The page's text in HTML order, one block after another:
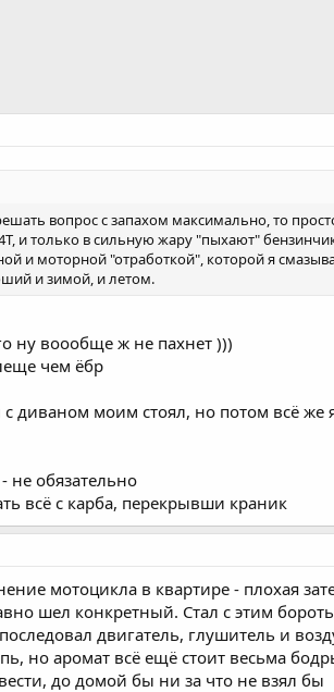
вопрос с запахом максимально, то
и только в сильную жару "пыхают"
и моторной "отработкой", которой я
и зимой, и летом.
ну воообще ж не пахнет )))
чем ёбр
диваном моим стоял, но потом всё же
не обязательно
всё с карба, перекрывши краник
мотоцикла в квартире - плохая
шел конкретный. Стал с этим
двигатель, глушитель и
но аромат всё ещё стоит весьма
до домой бы ни за что не взял бы